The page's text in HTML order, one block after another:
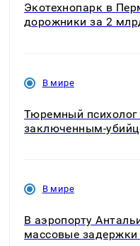
Экотехнопарк в
дорожники за 2
В мире
Тюремный психолог
заключенным-
В мире
В аэропорту
массовые задержки